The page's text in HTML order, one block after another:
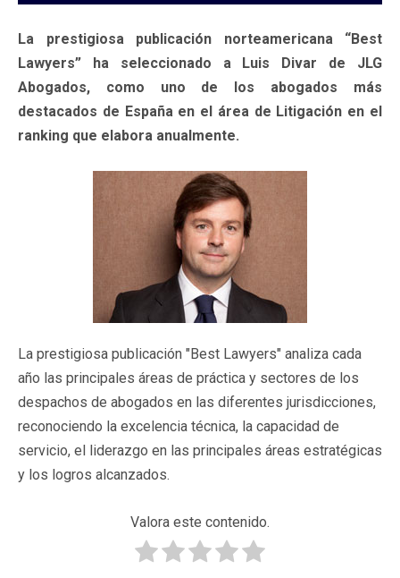
La prestigiosa publicación norteamericana “Best
Lawyers” ha seleccionado a Luis Divar de JLG
Abogados, como uno de los abogados más
destacados de España en el área de Litigación en el
ranking que elabora anualmente.
La prestigiosa publicación "Best Lawyers" analiza cada
año las principales áreas de práctica y sectores de los
despachos de abogados en las diferentes jurisdicciones,
reconociendo la excelencia técnica, la capacidad de
servicio, el liderazgo en las principales áreas estratégicas
y los logros alcanzados.
Valora este contenido.